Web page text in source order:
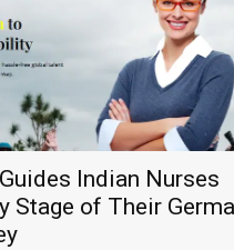
Indian Nurses
Stage of Their